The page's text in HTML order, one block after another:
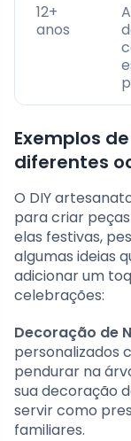
12+
anos
Exemplos
diferentes
O DIY
para criar
elas festivas,
algumas ideias
adicionar um
celebrações:
Decoração de
personalizados
pendurar na
sua decoração
servir como
familiares.